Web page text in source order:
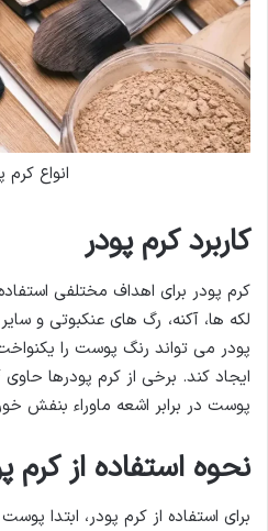
انواع کرم
کاربرد کرم پودر
کرم پودر برای اهداف مختلفی
لکه ها، آکنه، رگ های عنکبوتی و
پودر می تواند رنگ پوست را
پوست در برابر اشعه ماوراء بنفش
نحوه استفاده از کرم
برای استفاده از کرم پودر، ابتدا